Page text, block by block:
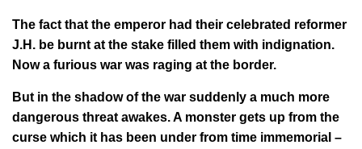
The fact that the emperor had their celebrated reformer
J.H. be burnt at the stake filled them with indignation.
Now a furious war was raging at the border.
But in the shadow of the war suddenly a much more
dangerous threat awakes. A monster gets up from the
curse which it has been under from time immemorial –